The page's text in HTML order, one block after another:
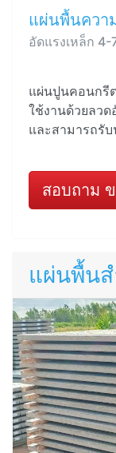
แผ่นพื้นควา
อัดแรงเหล็ก 4-
แผ่นปูนคอนกรี
ใช้งานด้วยลว
และสามารถรั
สอบถาม
แผ่นพื้นส